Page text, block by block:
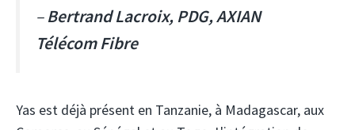
–Bertrand Lacroix, PDG, AXIAN
Télécom Fibre
Yas est déjà présent en Tanzanie, à Madagascar, aux